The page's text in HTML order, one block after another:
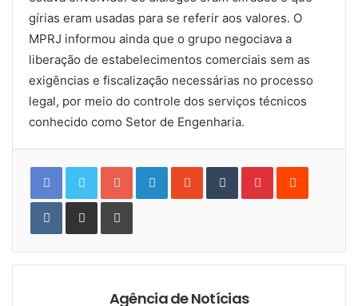
gírias eram usadas para se referir aos valores. O
MPRJ informou ainda que o grupo negociava a
liberação de estabelecimentos comerciais sem as
exigências e fiscalização necessárias no processo
legal, por meio do controle dos serviços técnicos
conhecido como Setor de Engenharia.
Google+LinkedInStumbleUpon
TumblrPinterestReddit
VKontakteShare
Email
Print
Agência de Notícias